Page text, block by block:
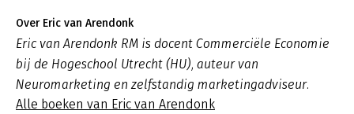
Over Eric van Arendonk
Eric van Arendonk RM is docent Commerciële Economie
bij de Hogeschool Utrecht (HU), auteur van
Neuromarketing en zelfstandig marketingadviseur.
Alle boeken van Eric van Arendonk